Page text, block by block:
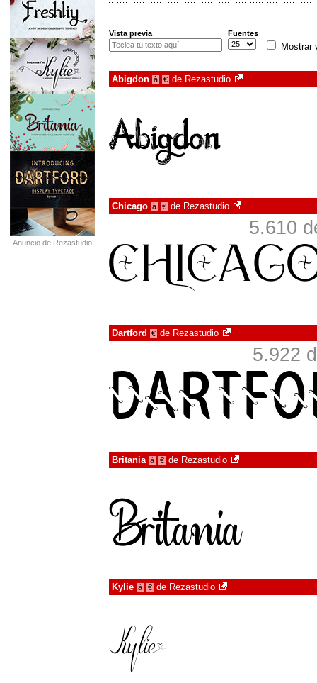
Anuncio de Rezastudio
Vista previa Fuentes
Mostrar
Abigdon à € de Rezastudio
Chicago à € de Rezastudio
5.610
Dartford € de Rezastudio
5.922
Britania à € de Rezastudio
Kylie à € de Rezastudio